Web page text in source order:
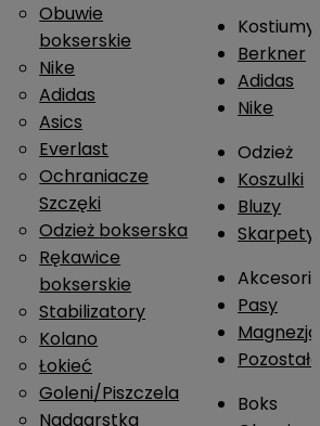
Obuwie
bokserskie
Nike
Adidas
Asics
Everlast
Ochraniacze
Szczęki
Odzież bokserska
Rękawice
bokserskie
Stabilizatory
Kolano
Łokieć
Goleni/Piszczela
Nadgarstka
Kostiumy
Berkner
Adidas
Nike
Odzież
Koszulki
Bluzy
Skarpety
Pasy
Magnezja
Boks